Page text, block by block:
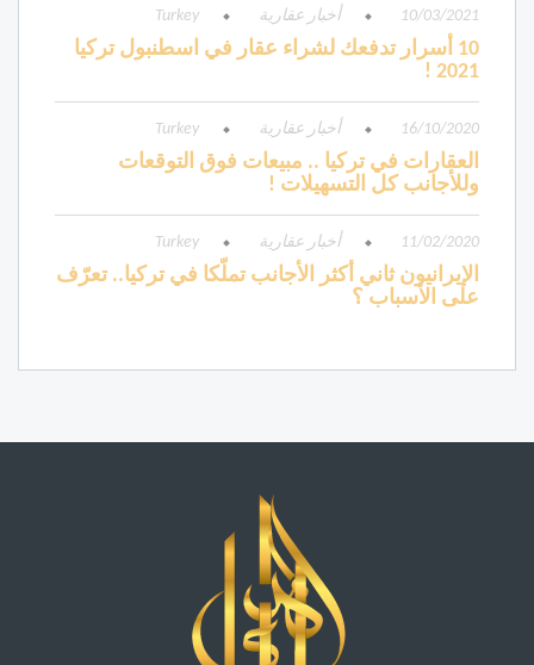
10/03/2021 أخبار عقارية Turkey
10 أسرار تدفعك لشراء عقار في اسطنبول تركيا
2021 !
16/10/2020 أخبار عقارية Turkey
العقارات في تركيا .. مبيعات فوق التوقعات
وللأجانب كل التسهيلات !
11/02/2020 أخبار عقارية Turkey
الإيرانيون ثاني أكثر الأجانب تملّكا في تركيا.. تعرّف
على الأسباب ؟